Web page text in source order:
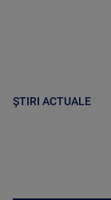
ȘTIRI ACTUALE